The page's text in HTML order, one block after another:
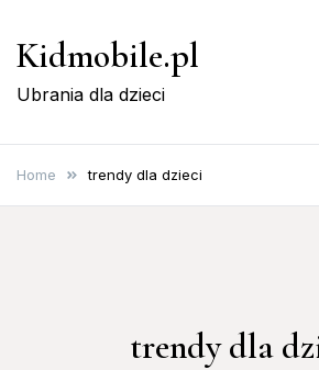
Kidmobile.pl
Ubrania dla dzieci
Home trendy dla dzieci
trendy dla